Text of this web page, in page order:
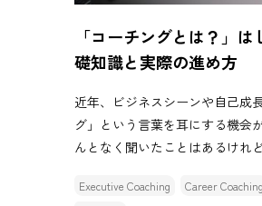
「コーチングとは？」
礎知識と実際の進め方
近年、ビジネスシーンや自己成
グ」という言葉を耳にする機会
んとなく聞いたことはあるけれ
イスをもらうこと？」そ […]
Executive Coaching Career Coaching